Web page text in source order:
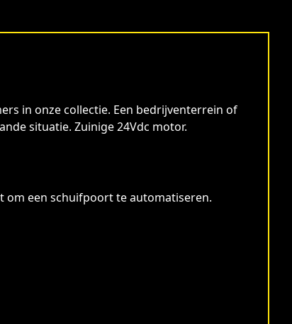
in onze collectie. Een bedrijventerrein of
situatie. Zuinige 24Vdc motor.
om een schuifpoort te automatiseren.